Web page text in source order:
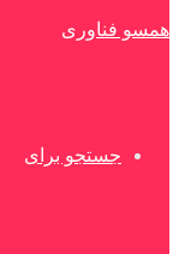
همسو فناوری
جستجو برای